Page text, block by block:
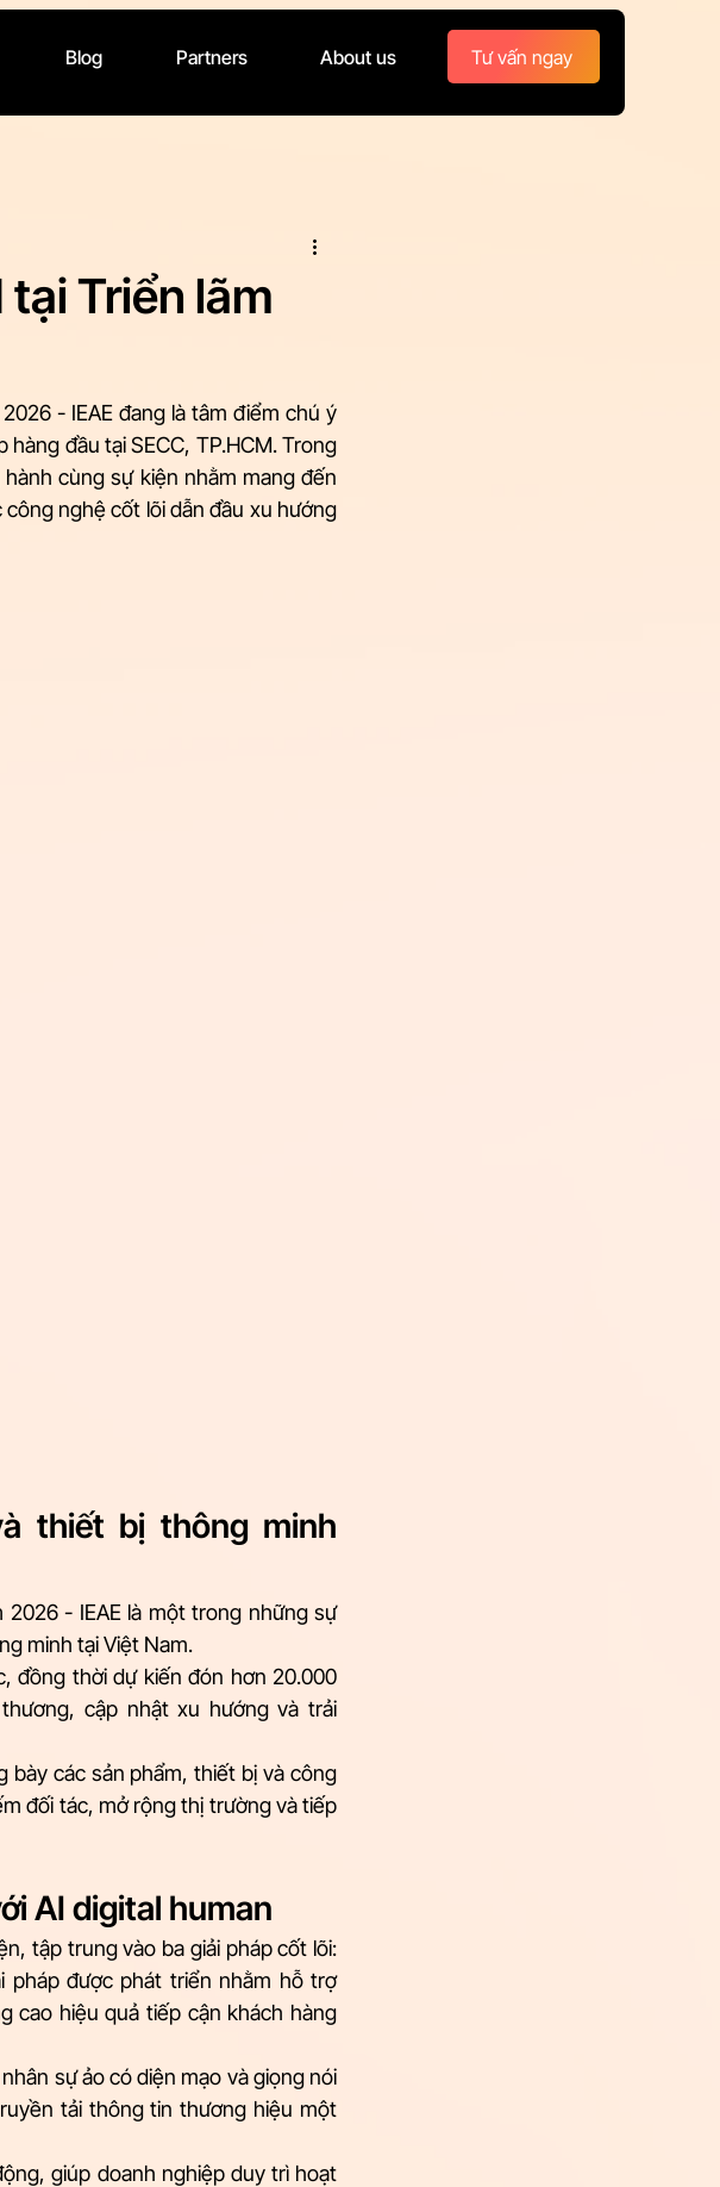
Blog Partners About us Tư vấn ngay
Triển lãm
- IEAE đang là tâm điểm chú ý
đầu tại SECC, TP.HCM. Trong
cùng sự kiện nhằm mang đến
nghệ cốt lõi dẫn đầu xu hướng
thiết bị thông minh
- IEAE là một trong những sự
minh tại Việt Nam.
đồng thời dự kiến đón hơn 20.000
cập nhật xu hướng và trải
bày các sản phẩm, thiết bị và công
đối tác, mở rộng thị trường và tiếp
AI digital human
tập trung vào ba giải pháp cốt lõi:
pháp được phát triển nhằm hỗ trợ
cao hiệu quả tiếp cận khách hàng
sự ảo có diện mạo và giọng nói
tải thông tin thương hiệu một
giúp doanh nghiệp duy trì hoạt